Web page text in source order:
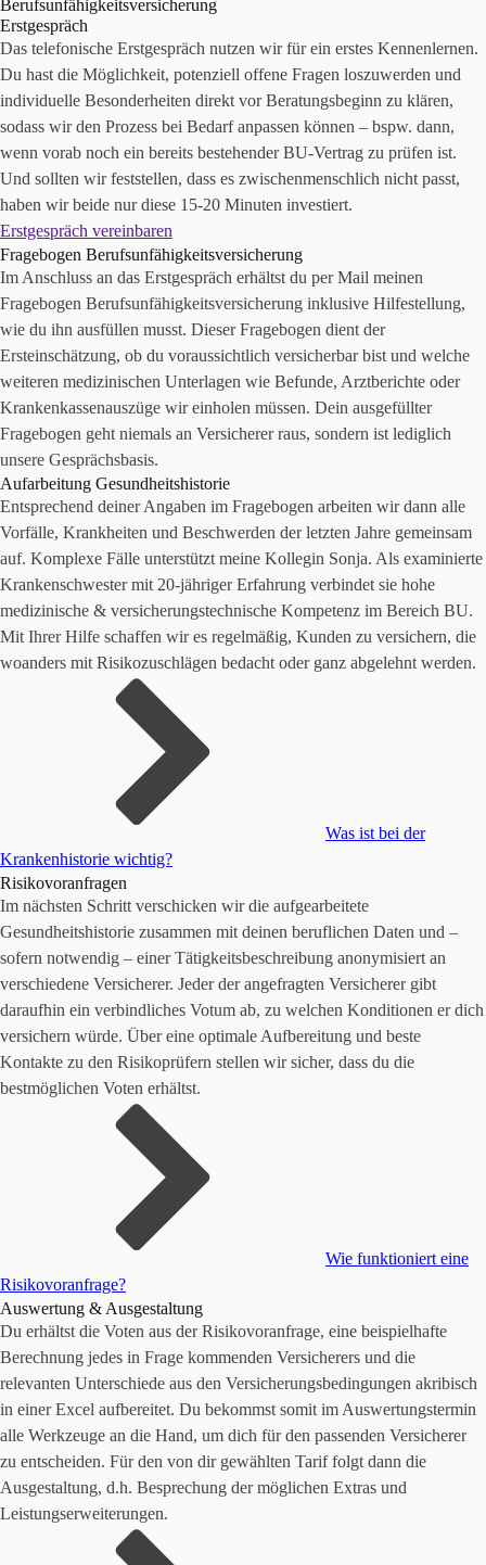
Berufsunfähigkeitsversicherung
Erstgespräch
Das telefonische Erstgespräch nutzen wir für ein erstes Kennenlernen.
Du hast die Möglichkeit, potenziell offene Fragen loszuwerden und
individuelle Besonderheiten direkt vor Beratungsbeginn zu klären,
sodass wir den Prozess bei Bedarf anpassen können – bspw. dann,
wenn vorab noch ein bereits bestehender BU-Vertrag zu prüfen ist.
Und sollten wir feststellen, dass es zwischenmenschlich nicht passt,
haben wir beide nur diese 15-20 Minuten investiert.
Erstgespräch vereinbaren
Fragebogen Berufsunfähigkeitsversicherung
Im Anschluss an das Erstgespräch erhältst du per Mail meinen
Fragebogen Berufsunfähigkeitsversicherung inklusive Hilfestellung,
wie du ihn ausfüllen musst. Dieser Fragebogen dient der
Ersteinschätzung, ob du voraussichtlich versicherbar bist und welche
weiteren medizinischen Unterlagen wie Befunde, Arztberichte oder
Krankenkassenauszüge wir einholen müssen. Dein ausgefüllter
Fragebogen geht niemals an Versicherer raus, sondern ist lediglich
unsere Gesprächsbasis.
Aufarbeitung Gesundheitshistorie
Entsprechend deiner Angaben im Fragebogen arbeiten wir dann alle
Vorfälle, Krankheiten und Beschwerden der letzten Jahre gemeinsam
auf. Komplexe Fälle unterstützt meine Kollegin Sonja. Als examinierte
Krankenschwester mit 20-jähriger Erfahrung verbindet sie hohe
medizinische & versicherungstechnische Kompetenz im Bereich BU.
Mit Ihrer Hilfe schaffen wir es regelmäßig, Kunden zu versichern, die
woanders mit Risikozuschlägen bedacht oder ganz abgelehnt werden.
Was ist bei der
Krankenhistorie wichtig?
Risikovoranfragen
Im nächsten Schritt verschicken wir die aufgearbeitete
Gesundheitshistorie zusammen mit deinen beruflichen Daten und –
sofern notwendig – einer Tätigkeitsbeschreibung anonymisiert an
verschiedene Versicherer. Jeder der angefragten Versicherer gibt
daraufhin ein verbindliches Votum ab, zu welchen Konditionen er dich
versichern würde. Über eine optimale Aufbereitung und beste
Kontakte zu den Risikoprüfern stellen wir sicher, dass du die
bestmöglichen Voten erhältst.
Wie funktioniert eine
Risikovoranfrage?
Auswertung & Ausgestaltung
Du erhältst die Voten aus der Risikovoranfrage, eine beispielhafte
Berechnung jedes in Frage kommenden Versicherers und die
relevanten Unterschiede aus den Versicherungsbedingungen akribisch
in einer Excel aufbereitet. Du bekommst somit im Auswertungstermin
alle Werkzeuge an die Hand, um dich für den passenden Versicherer
zu entscheiden. Für den von dir gewählten Tarif folgt dann die
Ausgestaltung, d.h. Besprechung der möglichen Extras und
Leistungserweiterungen.